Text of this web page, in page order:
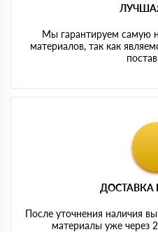
Мы гарантируем самую
материалов, так как
ДОСТАВКА
После уточнения наличия
материалы уже через